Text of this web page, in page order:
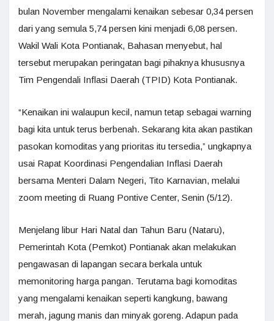
bulan November mengalami kenaikan sebesar 0,34 persen
dari yang semula 5,74 persen kini menjadi 6,08 persen.
Wakil Wali Kota Pontianak, Bahasan menyebut, hal
tersebut merupakan peringatan bagi pihaknya khususnya
Tim Pengendali Inflasi Daerah (TPID) Kota Pontianak.
“Kenaikan ini walaupun kecil, namun tetap sebagai warning
bagi kita untuk terus berbenah. Sekarang kita akan pastikan
pasokan komoditas yang prioritas itu tersedia,” ungkapnya
usai Rapat Koordinasi Pengendalian Inflasi Daerah
bersama Menteri Dalam Negeri, Tito Karnavian, melalui
zoom meeting di Ruang Pontive Center, Senin (5/12).
Menjelang libur Hari Natal dan Tahun Baru (Nataru),
Pemerintah Kota (Pemkot) Pontianak akan melakukan
pengawasan di lapangan secara berkala untuk
memonitoring harga pangan. Terutama bagi komoditas
yang mengalami kenaikan seperti kangkung, bawang
merah, jagung manis dan minyak goreng. Adapun pada